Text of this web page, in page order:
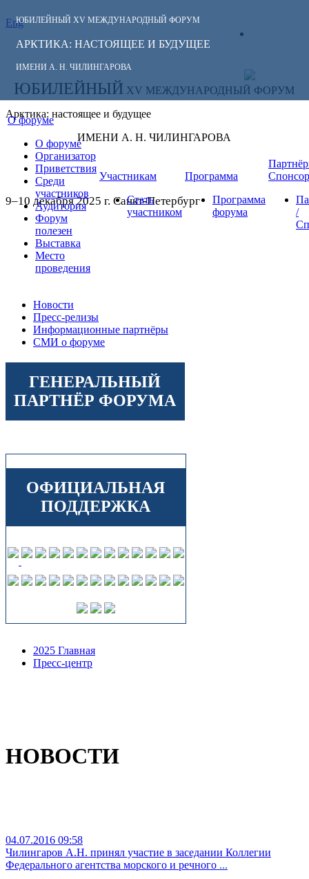
ЮБИЛЕЙНЫЙ XV МЕЖДУНАРОДНЫЙ ФОРУМ
АРКТИКА: НАСТОЯЩЕЕ И БУДУЩЕЕ
ИМЕНИ А. Н. ЧИЛИНГАРОВА
Eng
СЛЕДИТЕ ЗА
НОВОСТЯМИ
ФОРУМА:
ЮБИЛЕЙНЫЙ XV МЕЖДУНАРОДНЫЙ ФОРУМ
Арктика: настоящее и будущее
ИМЕНИ А. Н. ЧИЛИНГАРОВА
9–10 декабря 2025 г. Санкт-Петербург
О форуме
О форуме
Организатор
Приветствия
Среди
участников
Аудитория
Форум
полезен
Выставка
Место
проведения
Участникам
Стать
участником
Программа
Программа
форума
/
Новости
Пресс-релизы
Информационные партнёры
СМИ о форуме
ГЕНЕРАЛЬНЫЙ
ПАРТНЁР ФОРУМА
ОФИЦИАЛЬНАЯ
ПОДДЕРЖКА
2025 Главная
Пресс-центр
НОВОСТИ
04.07.2016 09:58
Чилингаров А.Н. принял участие в заседании Коллегии
Федерального агентства морского и речного ...